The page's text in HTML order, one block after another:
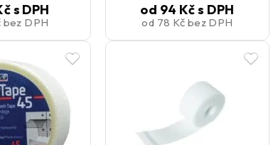
s DPH
bez DPH
od 94 Kčs DPH
od 78 Kč bez DPH